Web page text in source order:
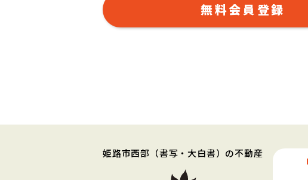
無料会員登録
姫路市西部 （書写・大白書） の不動産